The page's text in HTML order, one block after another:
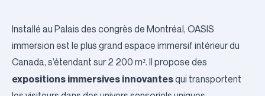
Installé au Palais des congrès de Montréal, OASIS
immersion est le plus grand espace immersif intérieur du
Canada, s’étendant sur 2 200 m². Il propose des
expositions immersives innovantesqui transportent